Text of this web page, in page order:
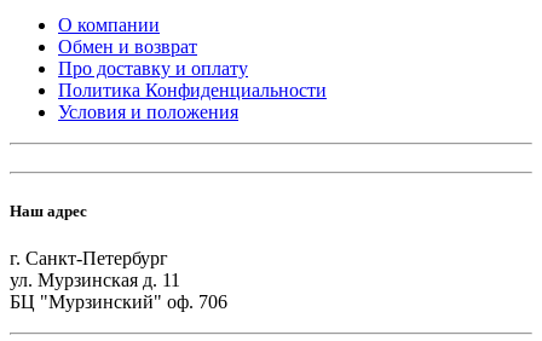
О компании
Обмен и возврат
Про доставку и оплату
Политика Конфиденциальности
Условия и положения
Наш адрес
г. Санкт-Петербург
ул. Мурзинская д. 11
БЦ "Мурзинский" оф. 706